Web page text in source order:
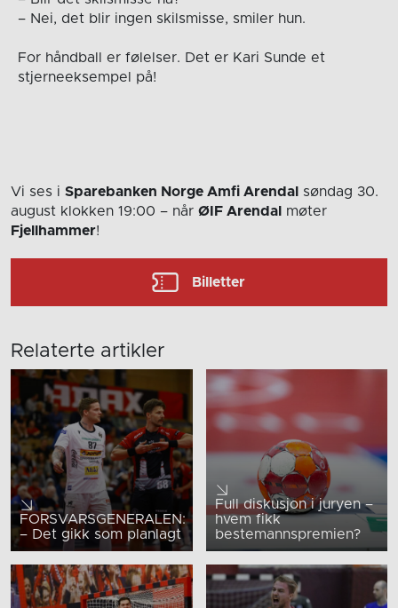
– Nei, det blir ingen skilsmisse, smiler hun.
For håndball er følelser. Det er Kari Sunde et
stjerneeksempel på!
Vi ses i Sparebanken Norge Amfi Arendal
søndag 30.
august klokken 19:00 – når ØIF Arendal
møter
Fjellhammer!
Billetter
Relaterte artikler
FORSVARSGENERALEN:
– Det gikk som planlagt
Full diskusjon i juryen –
hvem fikk
bestemannspremien?